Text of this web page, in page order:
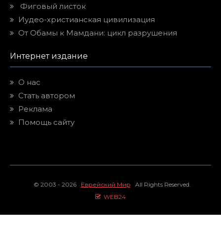
Фиговый листок
Иудео-христианская цивилизация
От Обамы к Мамдани: цикл разрушения
Интернет издание
О нас
Стать автором
Реклама
Помощь сайту
© 2003 - 2026 Еврейский Мир All Rights Reserved.
WEB24